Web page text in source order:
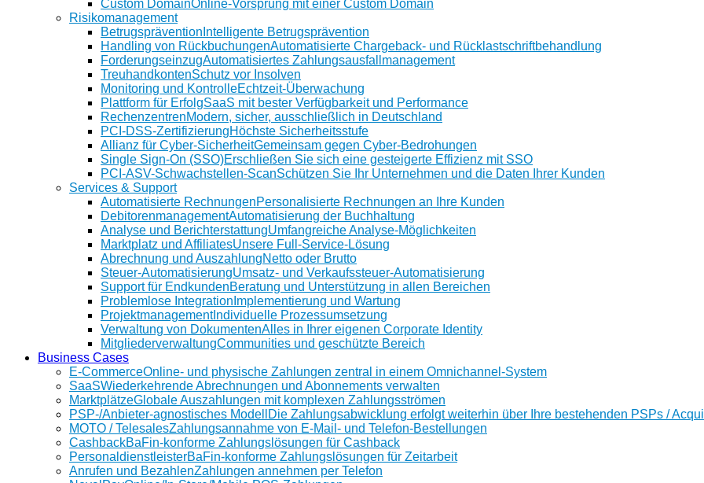
Custom DomainOnline-Vorsprung mit einer Custom Domain
Risikomanagement
Betrugsprävention Intelligente Betrugsprävention
Handling von RückbuchungenAutomatisierte Chargeback- und Rücklastschriftbehandlung
ForderungseinzugAutomatisiertes Zahlungsausfallmanagement
TreuhandkontenSchutz vor Insolven
Monitoring und KontrolleEchtzeit-Überwachung
Plattform für ErfolgSaaS mit bester Verfügbarkeit und Performance
RechenzentrenModern, sicher, ausschließlich in Deutschland
PCI-DSS-ZertifizierungHöchste Sicherheitsstufe
Allianz für Cyber-SicherheitGemeinsam gegen Cyber-Bedrohungen
Single Sign-On (SSO)Erschließen Sie sich eine gesteigerte Effizienz mit SSO
PCI-ASV-Schwachstellen-ScanSchützen Sie Ihr Unternehmen und die Daten Ihrer Kunden
Services & Support
Automatisierte RechnungenPersonalisierte Rechnungen an Ihre Kunden
DebitorenmanagementAutomatisierung der Buchhaltung
Analyse und BerichterstattungUmfangreiche Analyse-Möglichkeiten
Marktplatz und AffiliatesUnsere Full-Service-Lösung
Abrechnung und AuszahlungNetto oder Brutto
Steuer-AutomatisierungUmsatz- und Verkaufssteuer-Automatisierung
Support für EndkundenBeratung und Unterstützung in allen Bereichen
Problemlose Integration Implementierung und Wartung
ProjektmanagementIndividuelle Prozessumsetzung
Verwaltung von DokumentenAlles in Ihrer eigenen Corporate Identity
MitgliederverwaltungCommunities und geschützte Bereich
Business Cases
E-CommerceOnline- und physische Zahlungen zentral in einem Omnichannel-System
SaaSWiederkehrende Abrechnungen und Abonnements verwalten
MarktplätzeGlobale Auszahlungen mit komplexen Zahlungsströmen
PSP-/Anbieter‑agnostisches Modell Die Zahlungsabwicklung erfolgt weiterhin über Ihre bestehenden PSPs /
MOTO / TelesalesZahlungsannahme von E-Mail- und Telefon-Bestellungen
CashbackBaFin-konforme Zahlungslösungen für Cashback
PersonaldienstleisterBaFin-konforme Zahlungslösungen für Zeitarbeit
Anrufen und BezahlenZahlungen annehmen per Telefon